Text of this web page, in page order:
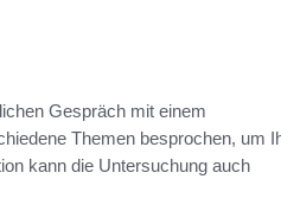
Gespräch mit einem
Themen besprochen, um
kann die Untersuchung auch